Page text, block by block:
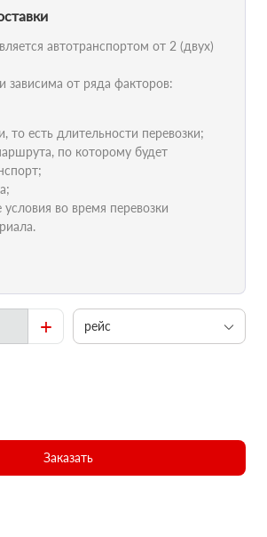
автотранспортом от 2 (двух)
зависима от ряда факторов:
то есть длительности перевозки;
по которому будет
условия во время перевозки
+ рейс
Заказать